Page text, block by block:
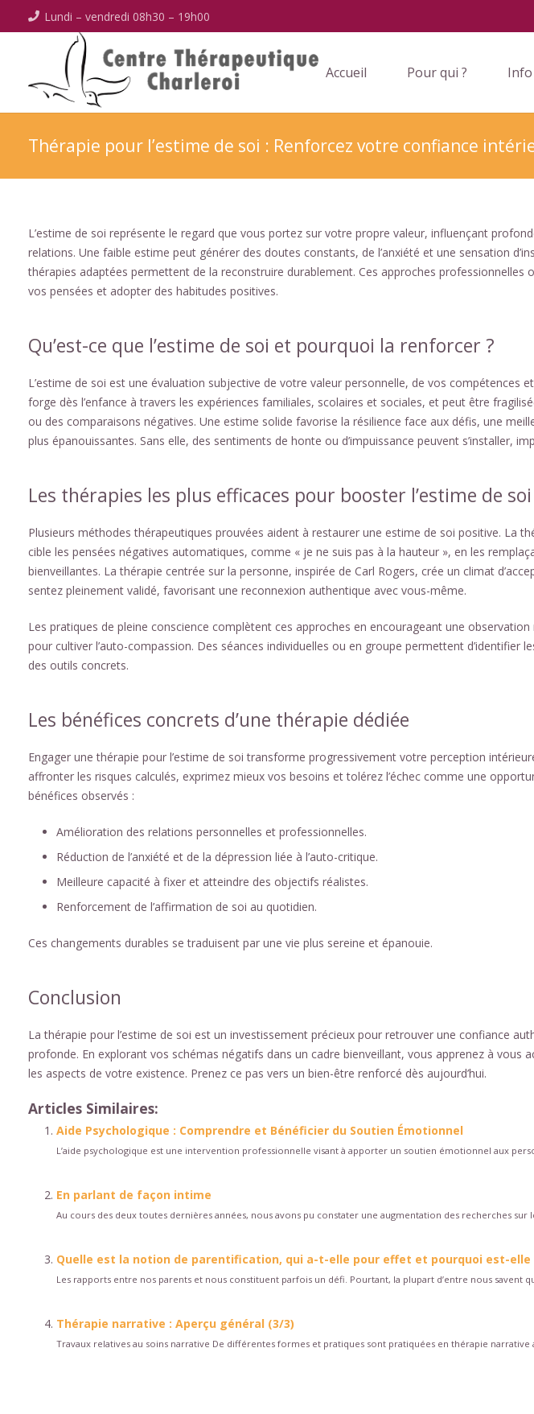
Lundi – vendredi 08h30 – 19h00
Accueil Pour qui ?
Thérapie pour l’estime de soi : Renforcez votre confiance
L’estime de soi représente le regard que vous portez sur votre propre valeur, influençant
relations. Une faible estime peut générer des doutes constants, de l’anxiété et une sensation
thérapies adaptées permettent de la reconstruire durablement. Ces approches professionnelles
vos pensées et adopter des habitudes positives.
Qu’est-ce que l’estime de soi et pourquoi la renforcer ?
L’estime de soi est une évaluation subjective de votre valeur personnelle, de vos compétences
forge dès l’enfance à travers les expériences familiales, scolaires et sociales, et peut être
ou des comparaisons négatives. Une estime solide favorise la résilience face aux défis, une
plus épanouissantes. Sans elle, des sentiments de honte ou d’impuissance peuvent s’installer,
Les thérapies les plus efficaces pour booster l’estime de soi
Plusieurs méthodes thérapeutiques prouvées aident à restaurer une estime de soi positive. La
cible les pensées négatives automatiques, comme « je ne suis pas à la hauteur », en les
bienveillantes. La thérapie centrée sur la personne, inspirée de Carl Rogers, crée un climat
sentez pleinement validé, favorisant une reconnexion authentique avec vous-même.
Les pratiques de pleine conscience complètent ces approches en encourageant une
pour cultiver l’auto-compassion. Des séances individuelles ou en groupe permettent d’identifier
des outils concrets.
Les bénéfices concrets d’une thérapie dédiée
Engager une thérapie pour l’estime de soi transforme progressivement votre perception
affronter les risques calculés, exprimez mieux vos besoins et tolérez l’échec comme une
bénéfices observés :
Amélioration des relations personnelles et professionnelles.
Réduction de l’anxiété et de la dépression liée à l’auto-critique.
Meilleure capacité à fixer et atteindre des objectifs réalistes.
Renforcement de l’affirmation de soi au quotidien.
Ces changements durables se traduisent par une vie plus sereine et épanouie.
Conclusion
La thérapie pour l’estime de soi est un investissement précieux pour retrouver une confiance
profonde. En explorant vos schémas négatifs dans un cadre bienveillant, vous apprenez à vous
les aspects de votre existence. Prenez ce pas vers un bien-être renforcé dès aujourd’hui.
Articles Similaires:
Aide Psychologique : Comprendre et Bénéficier du Soutien Émotionnel
L’aide psychologique est une intervention professionnelle visant à apporter un soutien émotionnel aux
En parlant de façon intime
Au cours des deux toutes dernières années, nous avons pu constater une augmentation des recherches sur
Quelle est la notion de parentification, qui a-t-elle pour effet et pourquoi est-elle
Les rapports entre nos parents et nous constituent parfois un défi. Pourtant, la plupart d’entre nous savent
Thérapie narrative : Aperçu général (3/3)
Travaux relatives au soins narrative De différentes formes et pratiques sont pratiquées en thérapie narrative